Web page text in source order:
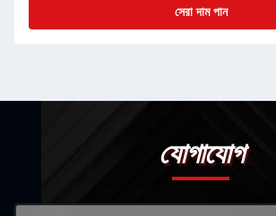
সেরা দাম পান
যোগাযোগ